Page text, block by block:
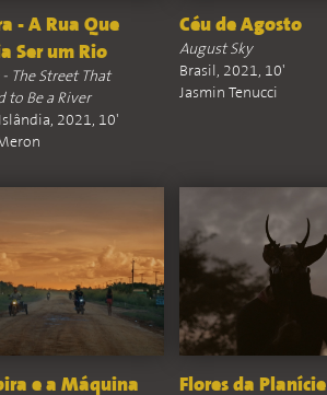
- A Rua Que
Ser um Rio
The Street That
to Be a River
2021, 10'
Céu de Agosto
August Sky
Brasil, 2021, 10'
Jasmin Tenucci
e a Máquina
Flores da Planície